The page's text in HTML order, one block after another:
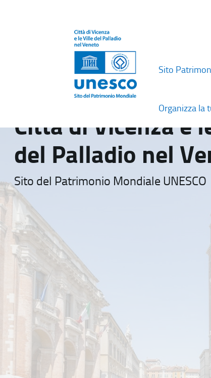
Sito
Organizza la
Città di Vicenza e
del Palladio nel
Sito del Patrimonio Mondiale UNESCO